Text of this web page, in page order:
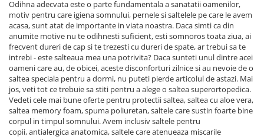
Odihna adecvata este o parte fundamentala a sanatatii oamenilor,
motiv pentru care igiena somnului, pernele si saltelele pe care le avem
acasa, sunt atat de importante in viata noastra. Daca simti ca din
anumite motive nu te odihnesti suficient, esti somnoros toata ziua, ai
frecvent dureri de cap si te trezesti cu dureri de spate, ar trebui sa te
intrebi - este salteaua mea una potrivita? Daca sunteti unul dintre acei
oameni care au, de obicei, aceste disconforturi zilnice si au nevoie de o
saltea speciala pentru a dormi, nu puteti pierde articolul de astazi. Mai
jos, veti tot ce trebuie sa stiti pentru a alege o saltea superortopedica.
Vedeti cele mai bune oferte pentru protectii saltea, saltea cu aloe vera,
saltea memory foam, spuma poliuretan, saltele care sustin foarte bine
corpul in timpul somnului. Avem inclusiv saltele pentru
copii, antialergica anatomica, saltele care atenueaza miscarile